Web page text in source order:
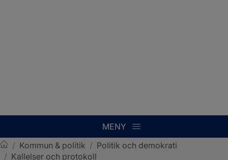
MENY
Sotenäs kommun
/ Kommun & politik / Politik och demokrati
/ Kallelser och protokoll